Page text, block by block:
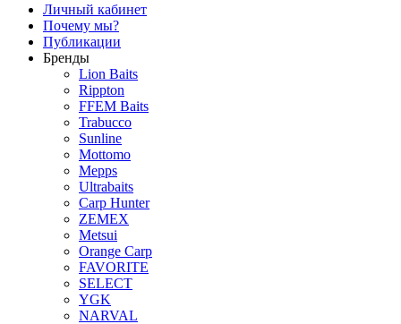
Личный кабинет
Почему мы?
Публикации
Бренды
Lion Baits
Rippton
FFEM Baits
Trabucco
Sunline
Mottomo
Mepps
Ultrabaits
Carp Hunter
ZEMEX
Metsui
Orange Carp
FAVORITE
SELECT
YGK
NARVAL